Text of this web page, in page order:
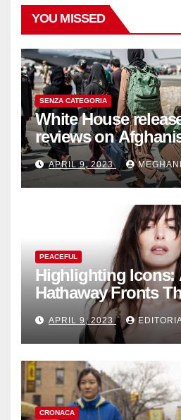
YOU MISSED
SENZA CATEGORIA
White House
reviews on
withdrawal
APRIL 9, 2023
PEACEFUL
Highlighting Icons:
Hathaway Fronts
Fashion Brand's
Collection
APRIL 9, 2023
CRONACA